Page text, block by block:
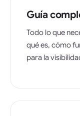
Guía
Todo lo que
qué es, cómo
para la